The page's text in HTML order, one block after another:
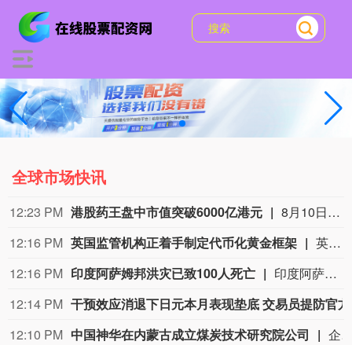
全球市场快讯
12:23 PM 港股药王盘中市值突破6000亿港元
8月10日上午，港股市场开盘后，港股市值最高的药企药明康德盘中股价持续创历史新高，一度达到204.2港元/股，市值一度突破6000亿港元。 与此同时，同样是A股市值最高的药企药明康德盘中股价一度达到166.66元/股，距离上次历史高点166.83元/股也仅有一步之遥。
12:16 PM 英国监管机构正着手制定代币化黄金框架
英国《金融时报》不具名援引知情人士报道，英国监管机构正着手制定代币化黄金监管框架，作为推动金融市场数字化以及维护伦敦全球黄金交易中心地位计划的一部分。英国金融行为监管局已就代币化黄金的监管方式与行业机构展开讨论，其中包括多家大型银行。未来数月，监管部门预计将宣布制定这一领域监管标准的相关计划。
12:16 PM 印度阿萨姆邦洪灾已致100人死亡
印度阿萨姆邦政府9日发布公告称，阿萨姆邦的洪灾形势依然严峻。截至9日当天，本轮洪灾已经导致100人死亡。报告称，有近14万人仍然受到灾情影响。阿萨姆邦灾害管理局称，受洪水影响，456个村庄被淹，11933公顷农田遭到破坏。洪水还损毁了多个地区的堤坝、道路、桥梁和其他基础设施。目前有近5万名受灾民众在避难所生活。
12:14 PM
12:10 PM 中国神华在内蒙古成立煤炭技术研究院公司 企查查APP显示，近日，国能（内蒙古）煤炭技术研究院有限公司成立，注册资本10亿元，经营范围包含工程和技术研究和试验发展；规划设计管理；碳